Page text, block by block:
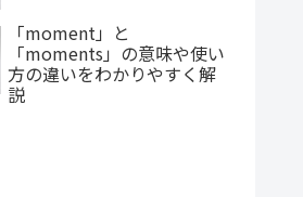
「moment」と
「moments」の意味や使い
方の違いをわかりやすく解
説